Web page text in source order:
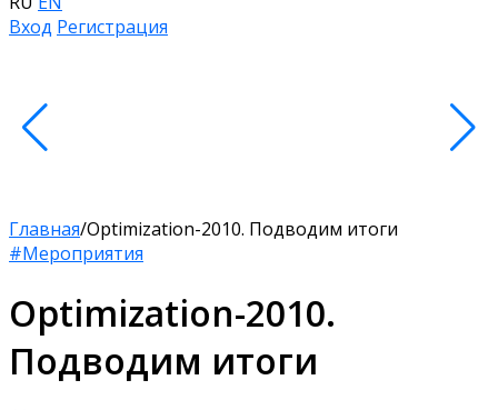
Вход Регистрация
Главная/Optimization-2010. Подводим итоги
#Мероприятия
Optimization-2010.
Подводим итоги